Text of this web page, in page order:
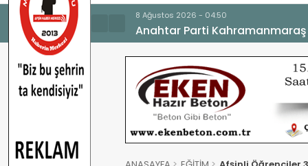
8 Ağustos 2026 - 04:50
Anahtar Parti Kahramanmaraş